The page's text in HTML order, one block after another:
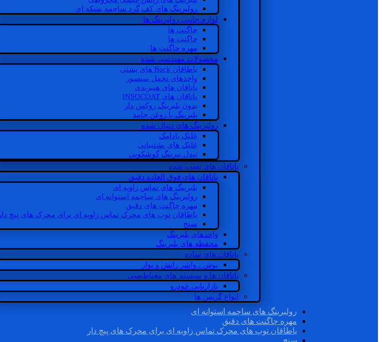
رولبرینگ های کف گرد ساچمه بشکه ای
لوازم جانبی رولبرینگ ها
چاگنت ها
چاگنت ها
مهره چاگنت ها
محصولات مهندسی شده
یاطاقان Back های پشتی
واحدهای تحمل سنسور
یاتاقان های هیبریدی
یاتاقان های INSOCOAT
بدون بلبرینگ روکش دار
بلبرینگ با روغن جامد
رولبرینگ های دنبال شده
غلتک بادامک
غلتک های پشتیبانی
نیدل بیرینگ گوشکوبی
یاتاقان های نصب شده
یاتاقان های فوق العاده دقیق
بلبرینگ های تماس زاویه ای
رولبرینگ های ساچمه استوانه ای
مهره چاگنت های دقیق
یاطاقان توپ های محرک تماس زاویه ای برای محرک های پیچ دار
سنج
واحدهای بلبرینگ
محفظه های بلبرینگ
یاتاقان های ساده
بوش ، واشر رانش و نوار
یاتاقان ها و سیستم های مغناطیسی
بازاریابی خودرو
انواع گریس ها
رولبرینگ های ساچمه استوانه ای
مهره چاگنت های دقیق
یاطاقان توپ های محرک تماس زاویه ای برای محرک های پیچ دار
سنج